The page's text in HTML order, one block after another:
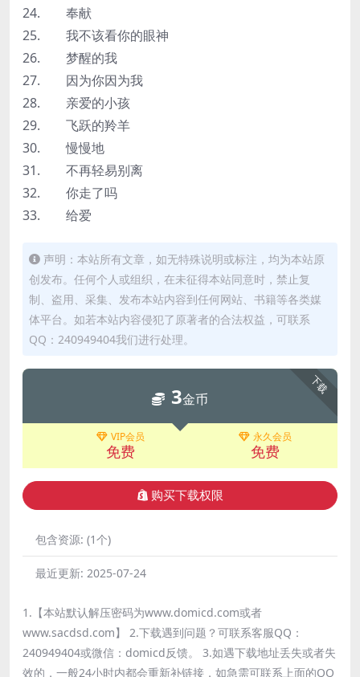
24. 奉献
25. 我不该看你的眼神
26. 梦醒的我
27. 因为你因为我
28. 亲爱的小孩
29. 飞跃的羚羊
30. 慢慢地
31. 不再轻易别离
32. 你走了吗
33. 给爱
声明：本站所有文章，如无特殊说明或标注，均为本站原
创发布。任何个人或组织，在未征得本站同意时，禁止复
制、盗用、采集、发布本站内容到任何网站、书籍等各类媒
体平台。如若本站内容侵犯了原著者的合法权益，可联系
QQ：240949404我们进行处理。
下载
3金币
VIP会员
免费
永久会员
免费
购买下载权限
包含资源: (1个)
最近更新: 2025-07-24
1.【本站默认解压密码为www.domicd.com或者
www.sacdsd.com】 2.下载遇到问题？可联系客服QQ：
240949404或微信：domicd反馈。 3.如遇下载地址丢失或者失
效的，一般24小时内都会重新补链接，如急需可联系上面的QQ